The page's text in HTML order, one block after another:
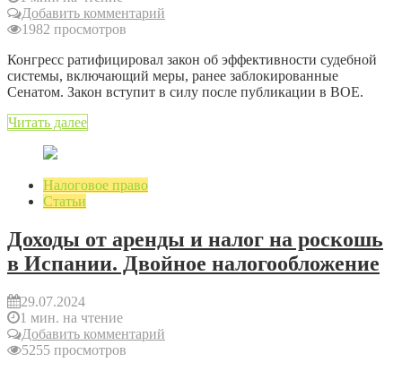
Добавить комментарий
1982 просмотров
Конгресс ратифицировал закон об эффективности судебной
системы, включающий меры, ранее заблокированные
Сенатом. Закон вступит в силу после публикации в BOE.
Читать далее
Налоговое право
Статьи
Доходы от аренды и налог на роскошь
в Испании. Двойное налогообложение
29.07.2024
1 мин. на чтение
Добавить комментарий
5255 просмотров